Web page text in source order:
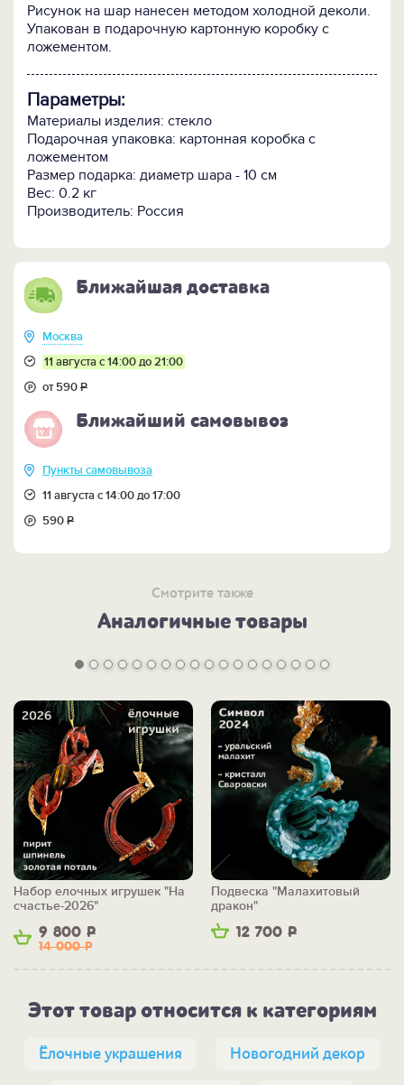
Рисунок на шар нанесен методом холодной деколи.
Упакован в подарочную картонную коробку с
ложементом.
Параметры:
Материалы изделия: стекло
Подарочная упаковка: картонная коробка с
ложементом
Размер подарка: диаметр шара - 10 см
Вес: 0.2 кг
Производитель: Россия
Ближайшая доставка
Москва
11 августа с 14:00 до 21:00
от 590Р
Ближайший самовывоз
Пункты самовывоза
11 августа с 14:00 до 17:00
590Р
Смотрите также
Аналогичные товары
9 800 Р
14 000Р
Набор елочных игрушек "На
счастье-2026"
12 700 Р
Подвеска "Малахитовый
дракон"
Этот товар относится к категориям
Ёлочные украшения Новогодний декор